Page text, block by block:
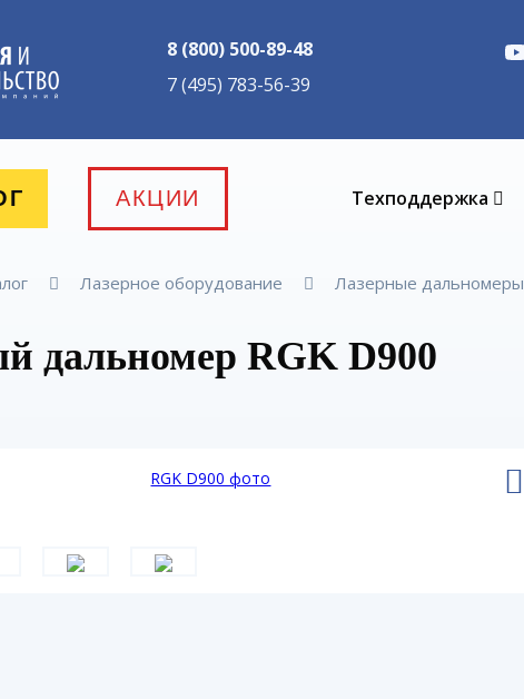
8 (800) 500-89-48
7 (495) 783-56-39
АКЦИИ Техподдержка
Лазерное оборудование Лазерные дальномеры
дальномер RGK D900